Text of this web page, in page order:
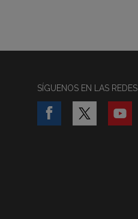
SÍGUENOS EN LAS REDES